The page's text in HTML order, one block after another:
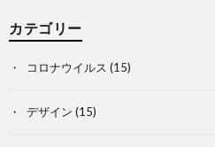
カテゴリー
コロナウイルス (15)
デザイン (15)